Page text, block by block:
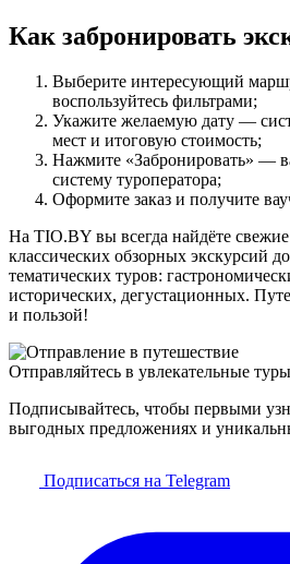
Как забронировать
Выберите интересующий
воспользуйтесь фильтрами;
Укажите желаемую дату —
мест и итоговую стоимость;
Нажмите «Забронировать» —
систему туроператора;
Оформите заказ и получите
На TIO.BY вы всегда найдёте
классических обзорных экскурсий
тематических туров:
исторических, дегустационных.
и пользой!
Отправляйтесь в увлекательные
Подписывайтесь, чтобы первыми
выгодных предложениях и
Подписаться на Telegram